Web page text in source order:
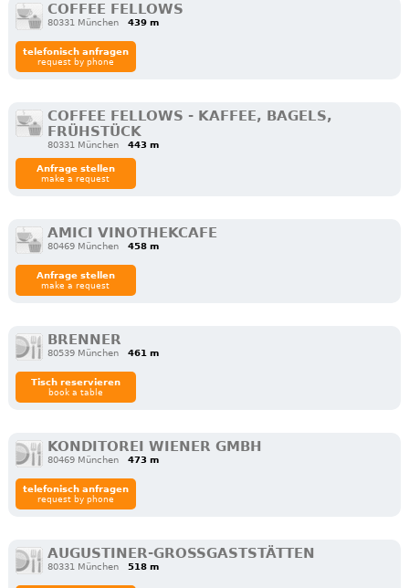
COFFEE FELLOWS
80331 München 439 m
telefonisch anfragen
request by phone
COFFEE FELLOWS - KAFFEE, BAGELS,
FRÜHSTÜCK
80331 München 443 m
Anfrage stellen
make a request
AMICI VINOTHEKCAFE
80469 München 458 m
Anfrage stellen
make a request
BRENNER
80539 München 461 m
Tisch reservieren
book a table
KONDITOREI WIENER GMBH
80469 München 473 m
telefonisch anfragen
request by phone
AUGUSTINER-GROSSGASTSTÄTTEN
80331 München 518 m